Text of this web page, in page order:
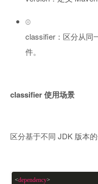
classifier：区分从同
件。
classifier 使用场景
区分基于不同 JDK 版本
<dependency>